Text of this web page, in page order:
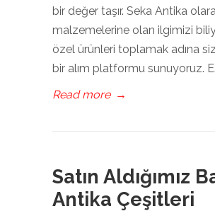
bir değer taşır. Seka Antika
malzemelerine olan ilgimizi
özel ürünleri toplamak adına
bir alım platformu sunuyoruz.
Read more →
Satın Aldığımız
Antika Çeşitleri